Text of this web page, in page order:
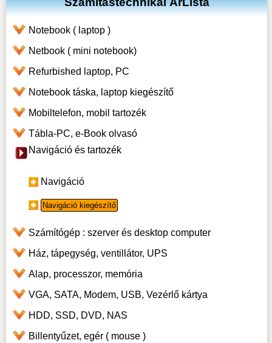
Notebook ( laptop )
Netbook ( mini notebook)
Refurbished laptop, PC
Notebook táska, laptop kiegészítő
Mobiltelefon, mobil tartozék
Tábla-PC, e-Book olvasó
Navigáció és tartozék
Navigáció
Navigáció kiegészítő
Számítógép : szerver és desktop computer
Ház, tápegység, ventillátor, UPS
Alap, processzor, memória
VGA, SATA, Modem, USB, Vezérlő kártya
HDD, SSD, DVD, NAS
Billentyűzet, egér ( mouse )